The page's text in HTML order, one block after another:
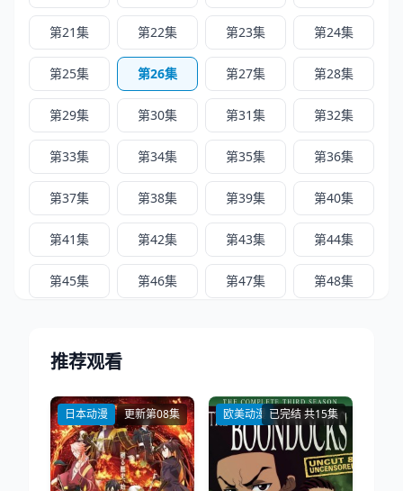
第21集 第22集 第23集 第24集
第25集 第26集 第27集 第28集
第29集 第30集 第31集 第32集
第33集 第34集 第35集 第36集
第37集 第38集 第39集 第40集
第41集 第42集 第43集 第44集
第45集 第46集 第47集 第48集
推荐观看
日本动漫 更新第08集 欧美动漫 已完结 共15集